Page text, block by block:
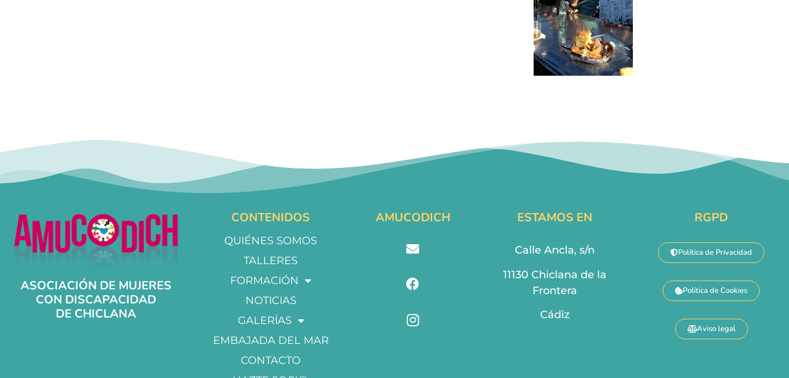
ASOCIACIÓN DE MUJERES
CON DISCAPACIDAD
DE CHICLANA
CONTENIDOS
QUIÉNES SOMOS
TALLERES
FORMACIÓN
NOTICIAS
GALERÍAS
EMBAJADA DEL MAR
CONTACTO
AMUCODICH ESTAMOS EN
Calle Ancla, s/n
11130 Chiclana de la
Frontera
Cádiz
RGPD
Política de Privacidad
Política de Cookies
Aviso legal